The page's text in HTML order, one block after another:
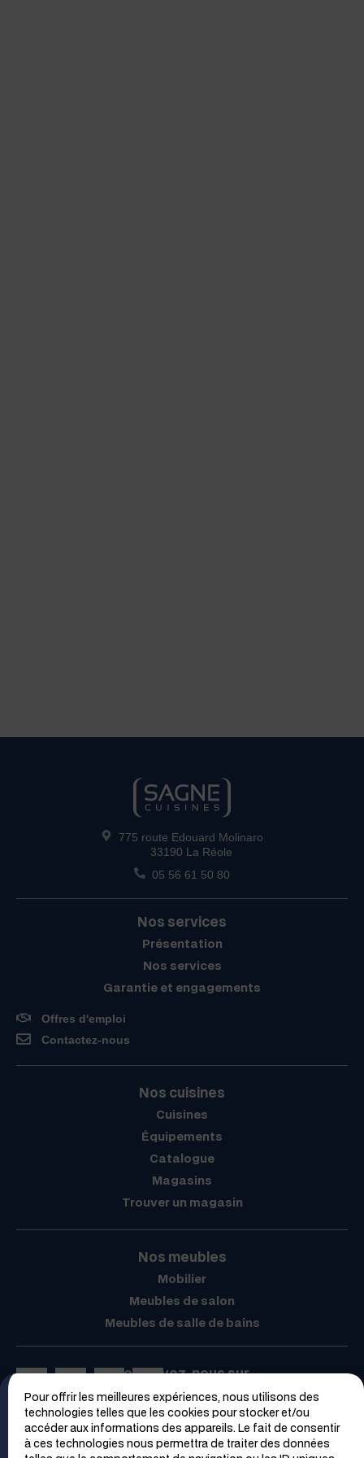
Pour offrir les meilleures expériences, nous utilisons des
technologies telles que les cookies pour stocker et/ou
accéder aux informations des appareils. Le fait de consentir
à ces technologies nous permettra de traiter des données
775 route Edouard Molinaro
33190 La Réole
05 56 61 50 80
Nos services
Présentation
Nos services
Garantie et engagements
Offres d'emploi
Contactez-nous
Nos cuisines
Cuisines
Équipements
Catalogue
Magasins
Trouver un magasin
Nos meubles
Mobilier
Meubles de salon
Meubles de salle de bains
Retrouvez-nous sur
Espace PRO